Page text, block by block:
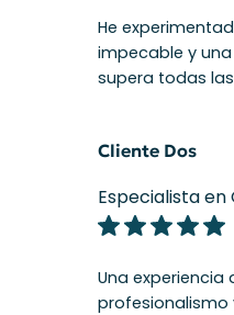
He
impecable y
supera todas
Cliente Dos
Especialista
Una experiencia
profesionalismo